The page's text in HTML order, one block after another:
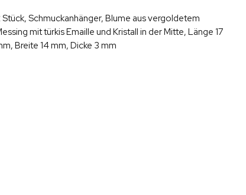
Stück, Schmuckanhänger, Blume aus vergoldetem
mit türkis Emaille und Kristall in der Mitte, Länge 17
Breite 14 mm, Dicke 3 mm